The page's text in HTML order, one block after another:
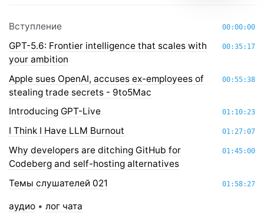
00:00:00
Вступление
00:35:17
GPT-5.6: Frontier intelligence that scales with
your ambition
00:55:38
Apple sues OpenAI, accuses ex-employees of
stealing trade secrets - 9to5Mac
01:10:23
Introducing GPT-Live
01:27:07
I Think I Have LLM Burnout
01:45:00
Why developers are ditching GitHub for
Codeberg and self-hosting alternatives
01:58:27
Темы слушателей 021
аудио • лог чата